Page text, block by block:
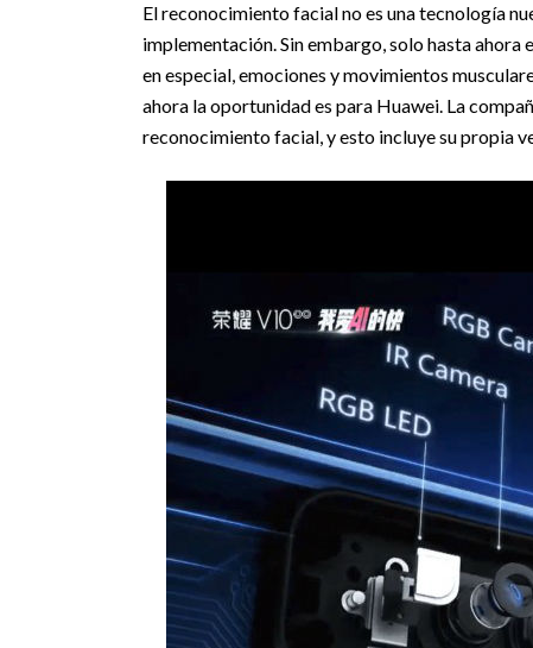
El reconocimiento facial no es una tecnología
implementación. Sin embargo, solo hasta
en especial, emociones y movimientos
ahora la oportunidad es para Huawei. La
reconocimiento facial, y esto incluye su propia